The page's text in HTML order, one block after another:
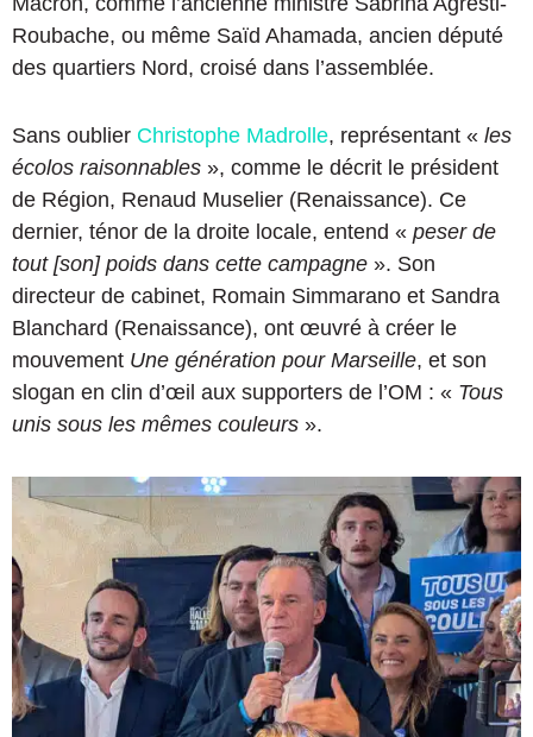
Roubache, ou même Saïd Ahamada, ancien député
des quartiers Nord, croisé dans l’assemblée.
Sans oublier Christophe Madrolle, représentant « les
écolos raisonnables », comme le décrit le président
de Région, Renaud Muselier (Renaissance). Ce
dernier, ténor de la droite locale, entend « peser de
tout [son] poids dans cette campagne ». Son
directeur de cabinet, Romain Simmarano et Sandra
Blanchard (Renaissance), ont œuvré à créer le
mouvement Une génération pour Marseille, et son
slogan en clin d’œil aux supporters de l’OM : « Tous
unis sous les mêmes couleurs ».